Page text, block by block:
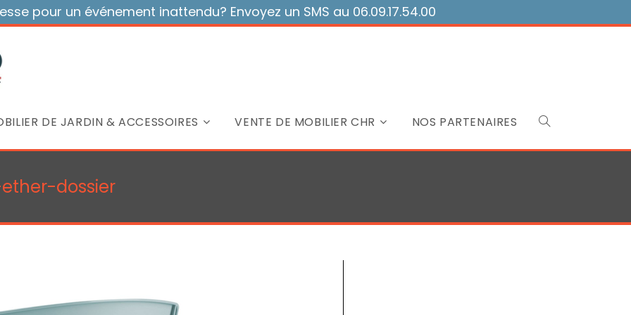
pour un événement inattendu? Envoyez un SMS au 06.09.17.54.00
DE JARDIN & ACCESSOIRES VENTE DE MOBILIER CHR NOS PARTENAIRES Toggle
search
dossier